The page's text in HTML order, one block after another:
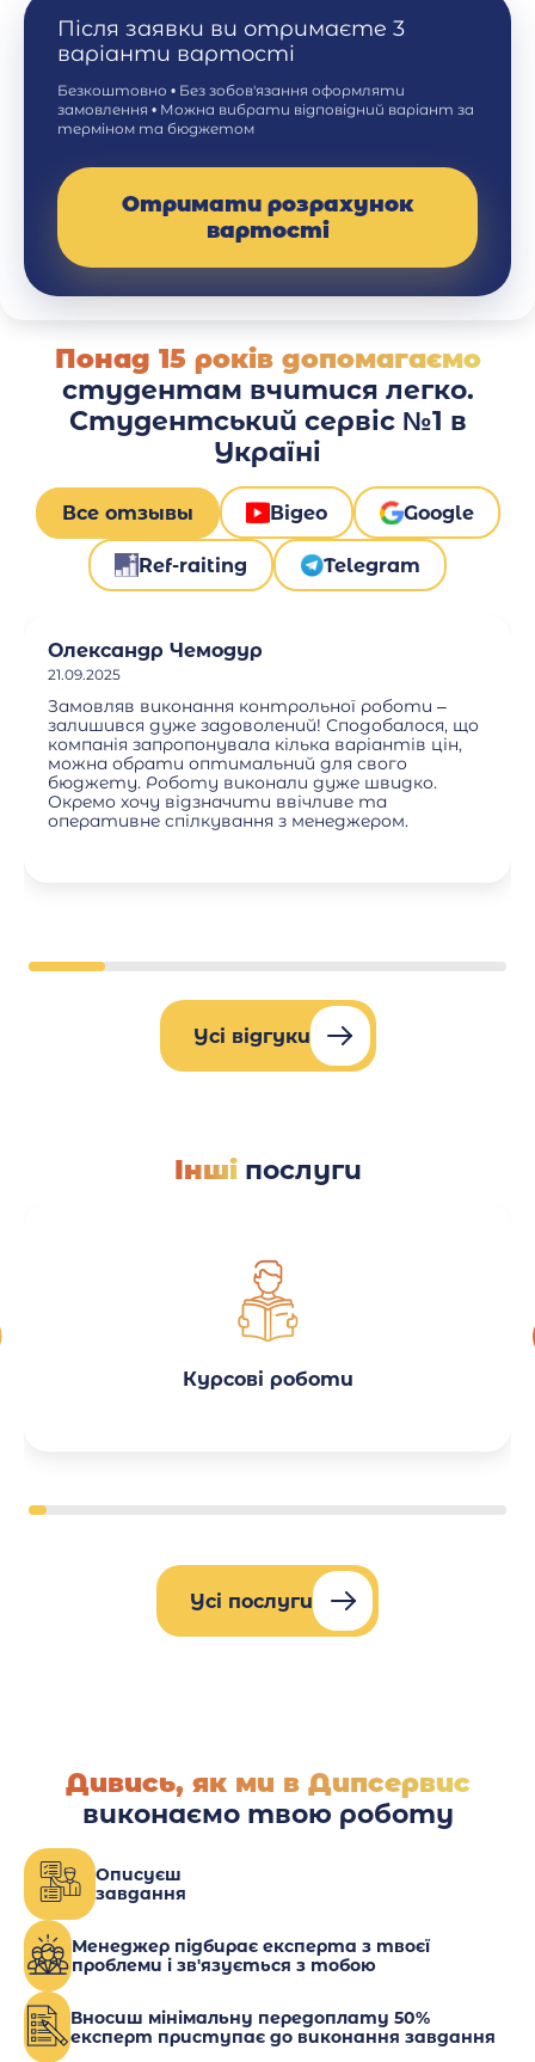
Після заявки ви отримаєте 3
варіанти вартості
Безкоштовно • Без зобов'язання оформляти
замовлення • Можна вибрати відповідний варіант за
терміном та бюджетом
Отримати розрахунок
вартості
Понад 15 років допомагаємо
студентам вчитися легко.
Студентський сервіс №1 в
Україні
Все отзывы Відео Google
Ref-raiting Telegram
Олександр Чемодур
21.09.2025
Замовляв виконання контрольної роботи –
залишився дуже задоволений! Сподобалося, що
компанія запропонувала кілька варіантів цін,
можна обрати оптимальний для свого
бюджету. Роботу виконали дуже швидко.
Окремо хочу відзначити ввічливе та
оперативне спілкування з менеджером.
Усі відгуки
Іншіпослуги
Курсові роботи
Усі послуги
Дивись, як ми в Дипсервис
виконаємо твою роботу
Описуєш
завдання
Менеджер підбирає експерта з твоєї
проблеми і зв'язується з тобою
Вносиш мінімальну передоплату 50%
експерт приступає до виконання завдання